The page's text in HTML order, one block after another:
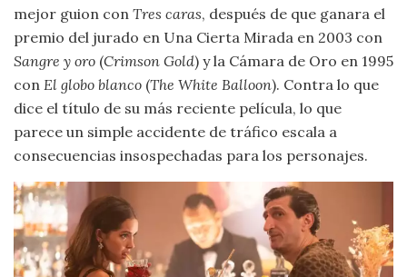
mejor guion con Tres caras, después de que ganara el
premio del jurado en Una Cierta Mirada en 2003 con
Sangre y oro (Crimson Gold) y la Cámara de Oro en 1995
con El globo blanco (The White Balloon). Contra lo que
dice el título de su más reciente película, lo que
parece un simple accidente de tráfico escala a
consecuencias insospechadas para los personajes.